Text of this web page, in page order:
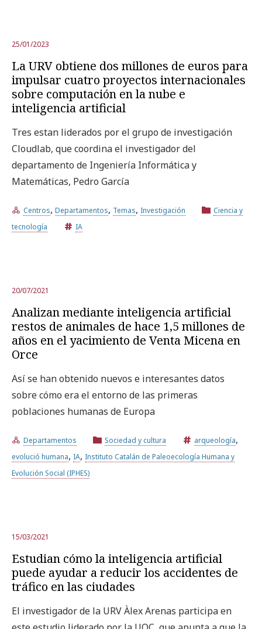
25/01/2023
La URV obtiene dos millones de euros para
impulsar cuatro proyectos internacionales
sobre computación en la nube e
inteligencia artificial
Tres estan liderados por el grupo de investigación
Cloudlab, que coordina el investigador del
departamento de Ingeniería Informática y
Matemáticas, Pedro García
Centros, Departamentos, Temas, Investigación
Ciencia y
tecnología
IA
20/07/2021
Analizan mediante inteligencia artificial
restos de animales de hace 1,5 millones de
años en el yacimiento de Venta Micena en
Orce
Así se han obtenido nuevos e interesantes datos
sobre cómo era el entorno de las primeras
poblaciones humanas de Europa
Departamentos Sociedad y cultura arqueología,
evolució humana, IA, Instituto Catalán de Paleoecología Humana y
Evolución Social (IPHES)
15/03/2021
Estudian cómo la inteligencia artificial
puede ayudar a reducir los accidentes de
tráfico en las ciudades
El investigador de la URV Àlex Arenas participa en